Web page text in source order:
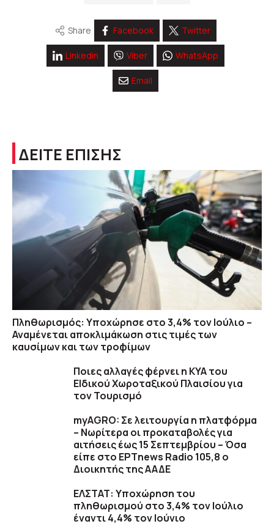
Share Facebook Twitter
Linkedin Viber WhatsApp
Email
ΔΕΙΤΕ ΕΠΙΣΗΣ
Πληθωρισμός: Υποχώρησε στο 3,4% τον Ιούλιο –
Αναμένεται αποκλιμάκωση στις τιμές των
καυσίμων και των τροφίμων
Ποιες αλλαγές φέρνει η ΚΥΑ του
ΕΙδικού Χωροταξικού Πλαισίου για
τον Τουρισμό
myAGRO: Σε λειτουργία η πλατφόρμα
– Νωρίτερα οι προκαταβολές για
αιτήσεις έως 15 Σεπτεμβρίου – Όσα
είπε στο ΕΡΤnews Radio 105,8 ο
Διοικητής της ΑΑΔΕ
ΕΛΣΤΑΤ: Υποχώρηση του
πληθωρισμού στο 3,4% τον Ιούλιο
έναντι 4,4% τον Ιούνιο